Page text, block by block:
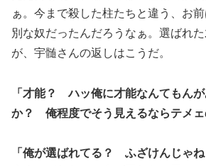
ぁ。今まで殺した柱たちと違う、お
別な奴だったんだろうなぁ。選ばれ
が、宇髄さんの返しはこうだ。
「才能？ ハッ俺に才能なんてもん
か？ 俺程度でそう見えるならテメェ
「俺が選ばれてる？ ふざけんじゃ